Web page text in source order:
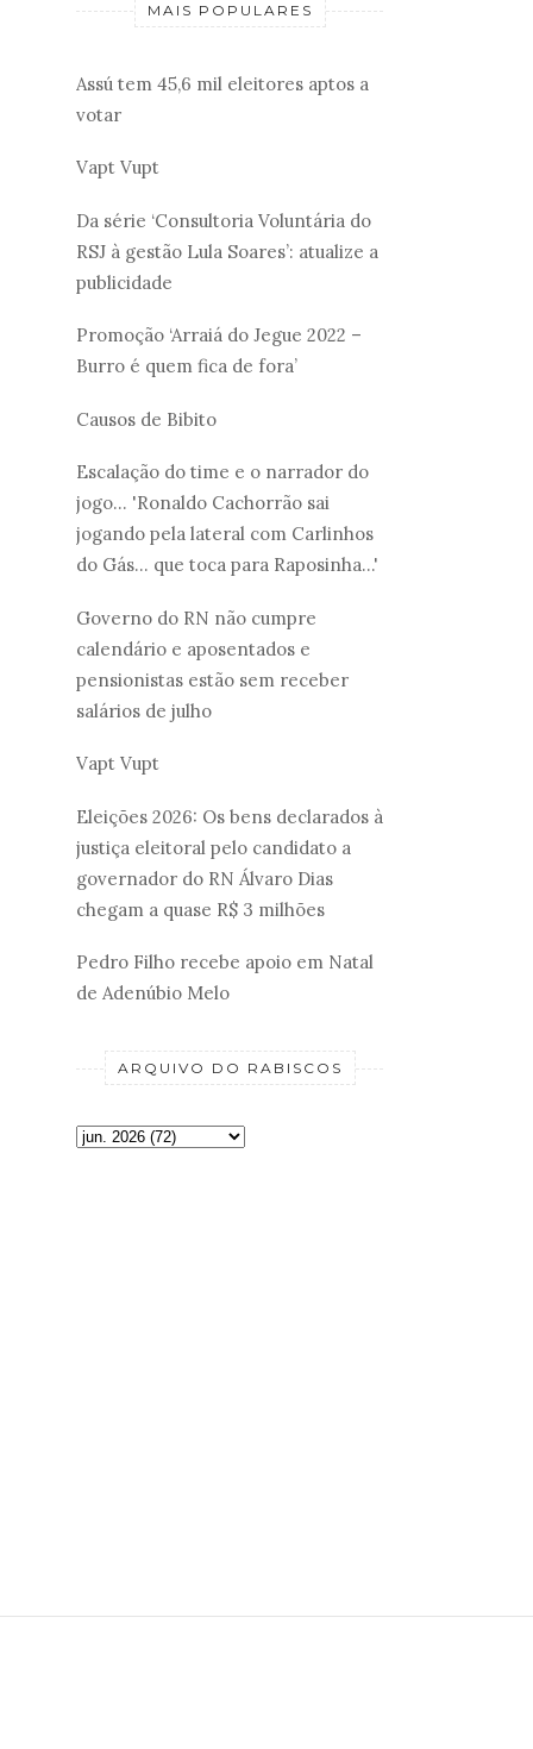
MAIS POPULARES
Assú tem 45,6 mil eleitores aptos a
votar
Vapt Vupt
Da série ‘Consultoria Voluntária do
RSJ à gestão Lula Soares’: atualize a
publicidade
Promoção ‘Arraiá do Jegue 2022 –
Burro é quem fica de fora’
Causos de Bibito
Escalação do time e o narrador do
jogo... 'Ronaldo Cachorrão sai
jogando pela lateral com Carlinhos
do Gás... que toca para Raposinha...'
Governo do RN não cumpre
calendário e aposentados e
pensionistas estão sem receber
salários de julho
Vapt Vupt
Eleições 2026: Os bens declarados à
justiça eleitoral pelo candidato a
governador do RN Álvaro Dias
chegam a quase R$ 3 milhões
Pedro Filho recebe apoio em Natal
de Adenúbio Melo
ARQUIVO DO RABISCOS